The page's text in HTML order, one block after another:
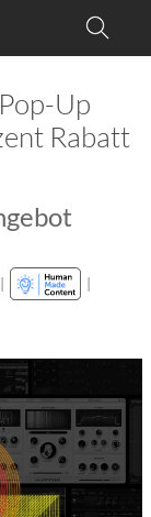
Up
Rabatt
|
|